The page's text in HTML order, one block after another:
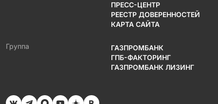
ПРЕСС-ЦЕНТР
РЕЕСТР ДОВЕРЕННОСТЕЙ
КАРТА САЙТА
Группа
ГАЗПРОМБАНК
ГПБ-ФАКТОРИНГ
ГАЗПРОМБАНК ЛИЗИНГ